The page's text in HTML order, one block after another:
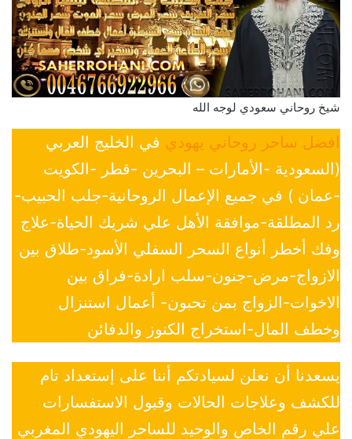
شيخ روحاني سعودي لوجه الله
افضل ساحر روحاني يهودي في الخليج العربي
(السعودية -الأمارات – البحرين -قطر -الكويت
-عمان ) في جميع الإعمال الروحانية-جلب الحبيب-
رد المطلقة-موافقة الأهل علي شريك الحياة-علاج
وفك أخطر أنواع السحر السفلي الأسود-طلاق بين
الازواج-مرض-جنون-سلب ارادة-فراق بين
الاخوات-الزواج بمن تحبون- أعمال استنزال
وخطف المال-استخراج الكنوز والدفائن
يسعدنا أن نعلن لسيادتكم أننا على إستعداد تام
للكشف وعلاجات الحالات وقبول الاستفسارات
علي رقم الخاص والوحيد للساحر اليهودي المغربي